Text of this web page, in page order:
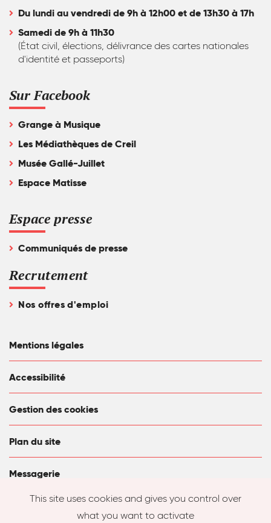
Du lundi au vendredi de 9h à 12h00 et de 13h30 à 17h
Samedi de 9h à 11h30
(État civil, élections, délivrance des cartes nationales
d'identité et passeports)
Sur Facebook
Grange à Musique
Les Médiathèques de Creil
Musée Gallé-Juillet
Espace Matisse
Espace presse
Communiqués de presse
Recrutement
Nos offres d'emploi
Mentions légales
Accessibilité
Gestion des cookies
Plan du site
Messagerie
This site uses cookies and gives you control over
what you want to activate